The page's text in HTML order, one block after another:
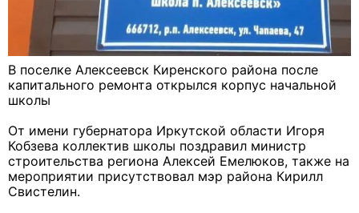
В поселке Алексеевск Киренского района после
капитального ремонта открылся корпус начальной
школы
От имени губернатора Иркутской области Игоря
Кобзева коллектив школы поздравил министр
строительства региона Алексей Емелюков, также на
мероприятии присутствовал мэр района Кирилл
Свистелин.